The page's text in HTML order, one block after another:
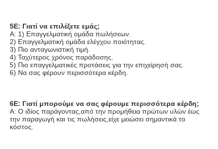
5Ε: Γιατί να επιλέξετε εμάς;
Α: 1) Επαγγελματική ομάδα πωλήσεων.
2) Επαγγελματική ομάδα ελέγχου ποιότητας.
3) Πιο ανταγωνιστική τιμή.
4) Ταχύτερος χρόνος παράδοσης.
5) Πιο επαγγελματικές προτάσεις για την επιχείρησή σας.
6) Να σας φέρουν περισσότερα κέρδη.
6Ε: Γιατί μπορούμε να σας φέρουμε περισσότερα κέρδη;
Α: Ο ιδίος παράγοντας,από την προμήθεια πρώτων υλών έως
την παραγωγή και τις πωλήσεις,είχε μειώσει σημαντικά το
κόστος.